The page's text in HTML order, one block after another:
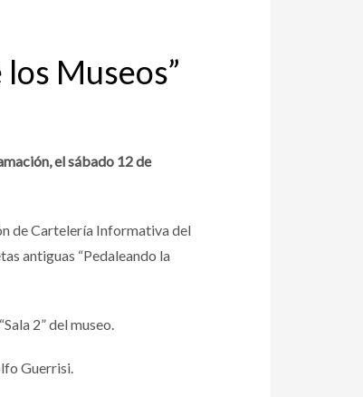
Museos”
el sábado 12 de
de Cartelería Informativa del
antiguas “Pedaleando la
2” del museo.
Guerrisi.